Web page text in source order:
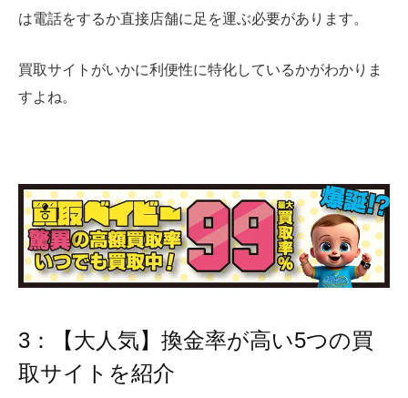
は電話をするか直接店舗に足を運ぶ必要があります。
買取サイトがいかに利便性に特化しているかがわかりま
すよね。
3：【大人気】換金率が高い5つの買
取サイトを紹介